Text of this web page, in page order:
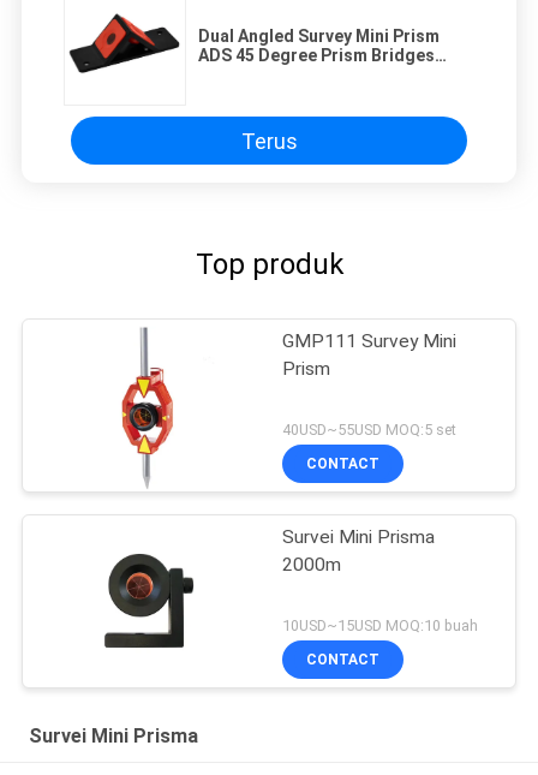
Dual Angled Survey Mini Prism
ADS 45 Degree Prism Bridges
Terus
Top produk
GMP111 Survey Mini
Prism
40USD~55USD MOQ:5 set
CONTACT
Survei Mini Prisma
2000m
10USD~15USD MOQ:10 buah
CONTACT
Survei Mini Prisma